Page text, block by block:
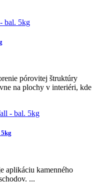
pórovitej štruktúry
na plochy v interiéri, kde
aplikáciu kamenného
...